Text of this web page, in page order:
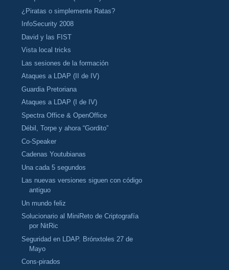
¿Piratas o simplemente Ratas?
InfoSecurity 2008
David y las FIST
Vista local tricks
Las sesiones de la formación
Ataques a LDAP (II de IV)
Guardia Pretoriana
Ataques a LDAP (I de IV)
Spectra Office & OpenOffice
Débil, Torpe y ahora “Gordito”
Co-Speaker
Cadenas Youtubianas
Una cada 5 segundos
Las nuevas versiones siguen con código
antiguo
Un mundo feliz
Solucionario al MiniReto de Criptografía
por NitRic
Seguridad en LDAP. Brónxtoles 27 de
Mayo
Cons-pirados